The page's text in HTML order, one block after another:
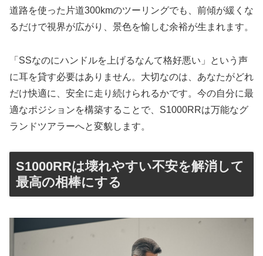
道路を使った片道300kmのツーリングでも、前傾が緩くな
るだけで視界が広がり、景色を愉しむ余裕が生まれます。
「SSなのにハンドルを上げるなんて格好悪い」という声
に耳を貸す必要はありません。大切なのは、あなたがどれ
だけ快適に、安全に走り続けられるかです。今の自分に最
適なポジションを構築することで、S1000RRは万能なグ
ランドツアラーへと変貌します。
S1000RRは壊れやすい不安を解消して
最高の相棒にする